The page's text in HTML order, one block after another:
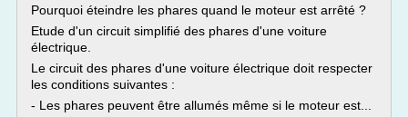
Pourquoi éteindre les phares quand le moteur est arrêté ?
Etude d'un circuit simplifié des phares d'une voiture
électrique.
Le circuit des phares d'une voiture électrique doit respecter
les conditions suivantes :
- Les phares peuvent être allumés même si le moteur est...